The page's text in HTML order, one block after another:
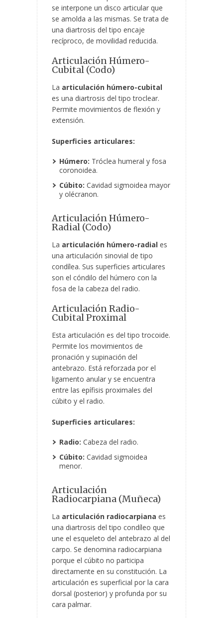
se interpone un disco articular que
se amolda a las mismas. Se trata de
una diartrosis del tipo encaje
recíproco, de movilidad reducida.
Articulación Húmero-
Cubital (Codo)
La articulación húmero-cubital
es una diartrosis del tipo troclear.
Permite movimientos de flexión y
extensión.
Superficies articulares:
Húmero: Tróclea humeral y fosa
coronoidea.
Cúbito: Cavidad sigmoidea mayor
y olécranon.
Articulación Húmero-
Radial (Codo)
La articulación húmero-radial es
una articulación sinovial de tipo
condílea. Sus superficies articulares
son el cóndilo del húmero con la
fosa de la cabeza del radio.
Articulación Radio-
Cubital Proximal
Esta articulación es del tipo trocoide.
Permite los movimientos de
pronación y supinación del
antebrazo. Está reforzada por el
ligamento anular y se encuentra
entre las epífisis proximales del
cúbito y el radio.
Superficies articulares:
Radio: Cabeza del radio.
Cúbito: Cavidad sigmoidea
menor.
Articulación
Radiocarpiana (Muñeca)
La articulación radiocarpiana es
una diartrosis del tipo condíleo que
une el esqueleto del antebrazo al del
carpo. Se denomina radiocarpiana
porque el cúbito no participa
directamente en su constitución. La
articulación es superficial por la cara
dorsal (posterior) y profunda por su
cara palmar.